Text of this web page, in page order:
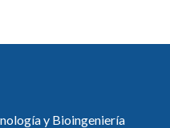
y Bioingeniería